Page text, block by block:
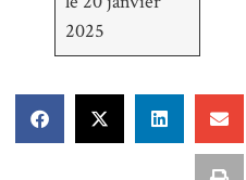
2025